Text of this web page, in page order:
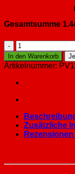
Gesamtsumme
SUN-
20K-
SG01HP3-
EU-
AM2
In den Warenkorb
Artikelnummer:
Zusätzliche
Rezensionen